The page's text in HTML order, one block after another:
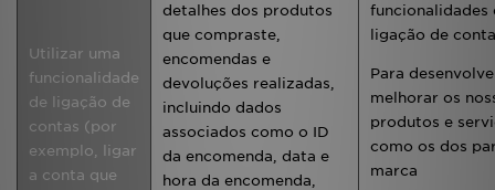
Utilizar uma
funcionalidade
de ligação de
contas (por
exemplo, ligar
a conta que
detalhes dos produtos
que compraste,
encomendas e
devoluções realizadas,
incluindo dados
associados como o ID
da encomenda, data e
hora da encomenda,
funcionalidades
ligação de
Para
melhorar os
produtos e
como os dos
marca